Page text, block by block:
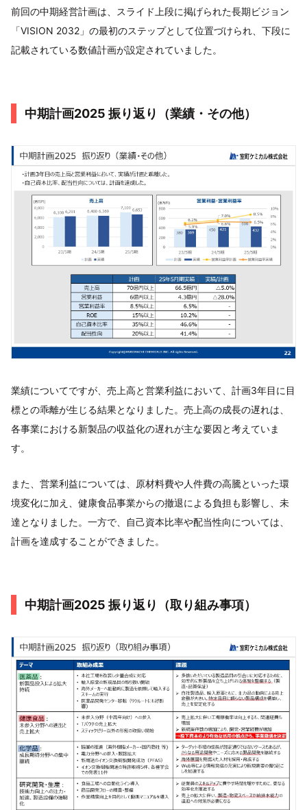
前回の中期経営計画は、スライド上段に掲げられた長期ビジョン
「VISION 2032」の最初のステップとして位置づけられ、下段に
記載されている数値計画が設定されていました。
中期計画2025 振り返り（業績・その他）
業績についてですが、売上高と営業利益において、計画3年目に目
標との乖離が生じる結果となりました。売上高の成長の遅れは、
各事業における新製品の収益化の遅れが主な要因と考えていま
す。
また、営業利益については、原材料費や人件費の高騰といった環
境変化に加え、健康食品事業からの撤退による負担も影響し、未
達となりました。一方で、自己資本比率や配当性向については、
計画を達成することができました。
中期計画2025 振り返り（取り組み事項）